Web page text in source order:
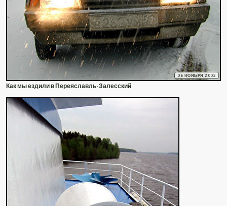
06 НОЯБРЯ 2002
Как мы ездили в Переяславль-Залесский